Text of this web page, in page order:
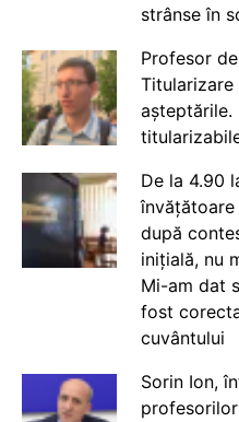
strânse în
Profesor
Titularizare
așteptările.
De la 4.90
după
inițială, nu
Mi-am dat
fost
cuvântului
Sorin Ion,